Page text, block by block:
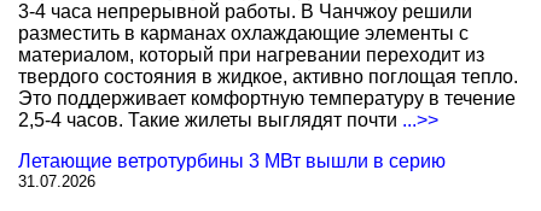
3-4 часа непрерывной работы. В Чанчжоу решили
разместить в карманах охлаждающие элементы с
материалом, который при нагревании переходит из
твердого состояния в жидкое, активно поглощая тепло.
Это поддерживает комфортную температуру в течение
2,5-4 часов. Такие жилеты выглядят почти ...>>
Летающие ветротурбины 3 МВт вышли в серию
31.07.2026